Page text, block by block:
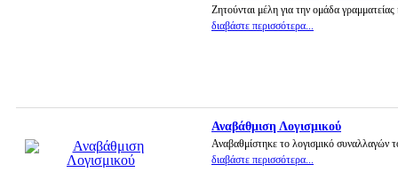
Ζητούνται μέλη για την ομάδα
διαβάστε περισσότερα...
Αναβάθμιση Λογισμικού
Αναβαθμίστηκε το λογισμικό συναλλαγών
διαβάστε περισσότερα...